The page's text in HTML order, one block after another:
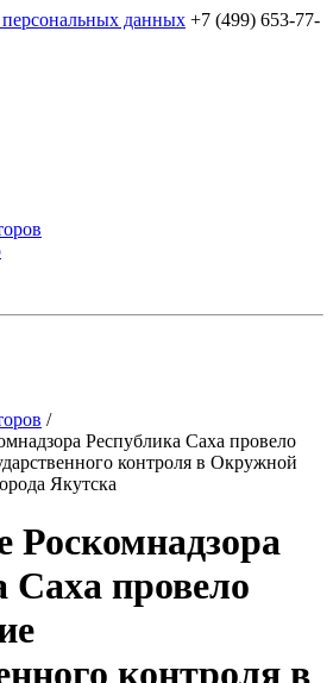
данных +7 (499) 653-77-
/
Республика Саха провело
контроля в Окружной
Якутска
Роскомнадзора
Саха провело
контроля в